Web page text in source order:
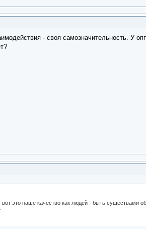
- своя самозначительность. У
вот это наше качество как людей - быть